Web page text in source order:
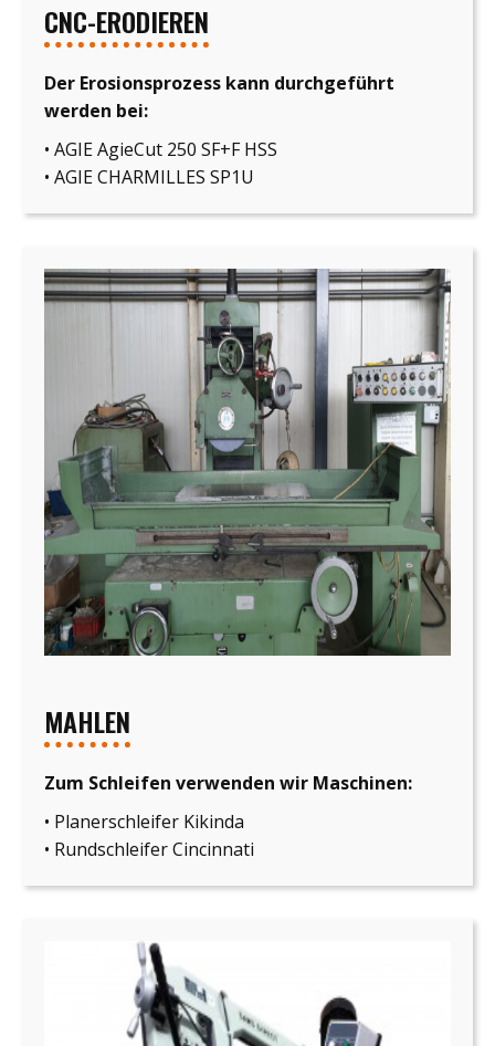
CNC-ERODIEREN
Der Erosionsprozess kann durchgeführt
werden bei:
• AGIE AgieCut 250 SF+F HSS
• AGIE CHARMILLES SP1U
MAHLEN
Zum Schleifen verwenden wir Maschinen:
• Planerschleifer Kikinda
• Rundschleifer Cincinnati